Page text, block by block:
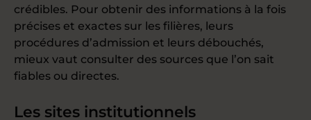
crédibles. Pour obtenir des informations à la fois
précises et exactes sur les filières, leurs
procédures d’admission et leurs débouchés,
mieux vaut consulter des sources que l’on sait
fiables ou directes.
Les sites institutionnels